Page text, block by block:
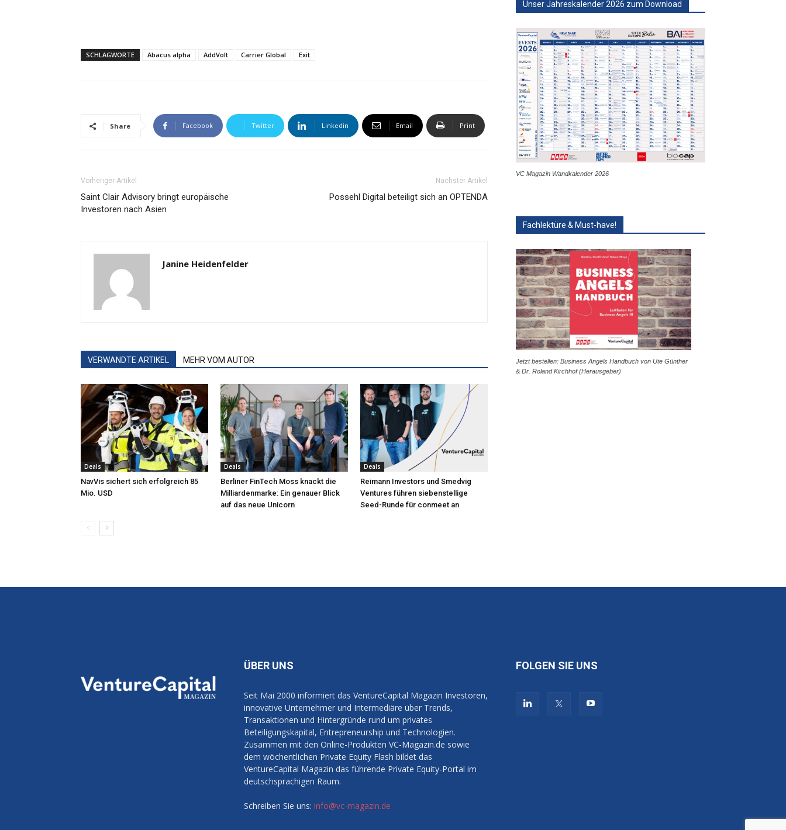
SCHLAGWORTE Abacus alpha AddVolt Carrier Global Exit
Share Facebook Twitter Linkedin Email Print
Vorheriger Artikel
Saint Clair Advisory bringt europäische
Investoren nach Asien
Nächster Artikel
Possehl Digital beteiligt sich an OPTENDA
Janine Heidenfelder
VERWANDTE ARTIKEL MEHR VOM AUTOR
Deals
NavVis sichert sich erfolgreich 85
Mio. USD
Deals
Berliner FinTech Moss knackt die
Milliardenmarke: Ein genauer Blick
auf das neue Unicorn
Deals
Reimann Investors und Smedvig
Ventures führen siebenstellige
Seed-Runde für conmeet an
Unser Jahreskalender 2026 zum Download
VC Magazin Wandkalender 2026
Fachlektüre & Must-have!
Jetzt bestellen: Business Angels Handbuch von Ute Günther
& Dr. Roland Kirchhof (Herausgeber)
ÜBER UNS
Seit Mai 2000 informiert das VentureCapital Magazin Investoren,
innovative Unternehmer und Intermediäre über Trends,
Transaktionen und Hintergründe rund um privates
Beteiligungskapital, Entrepreneurship und Technologien.
Zusammen mit den Online-Produkten VC-Magazin.de sowie
dem wöchentlichen Private Equity Flash bildet das
VentureCapital Magazin das führende Private Equity-Portal im
deutschsprachigen Raum.
Schreiben Sie uns: info@vc-magazin.de
FOLGEN SIE UNS